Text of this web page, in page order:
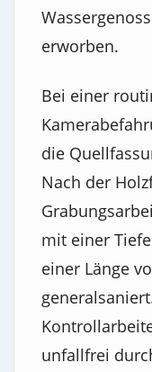
erworben.
Bei einer
die
Nach der
mit einer
einer Länge
unfallfrei